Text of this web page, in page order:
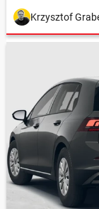
Krzysztof